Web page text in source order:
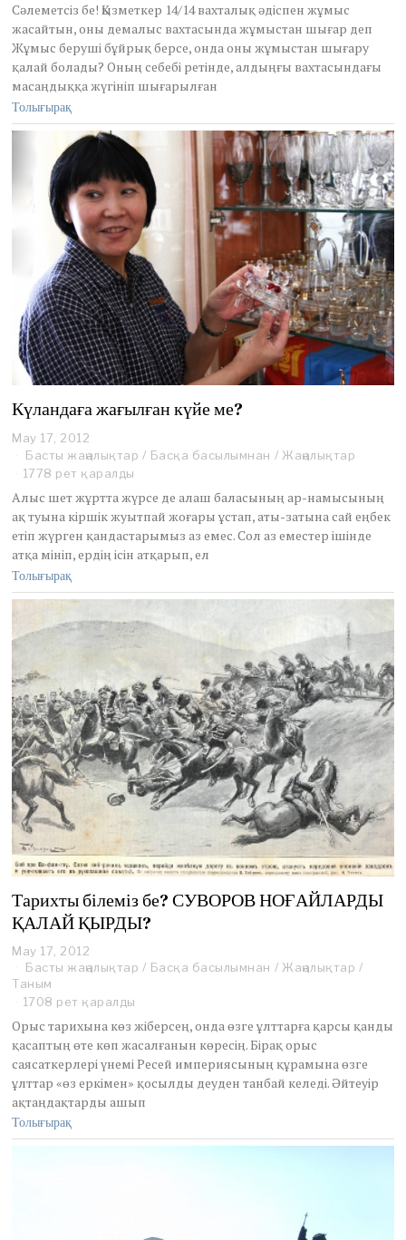
1
9
,
2
0
Сәлеметсіз бе! Қызметкер 14/14 вахталық әдіспен жұмыс
жасайтын, оны демалыс вахтасында жұмыстан шығар деп
Жұмыс беруші бұйрық берсе, онда оны жұмыстан шығару
қалай болады? Оның себебі ретінде, алдыңғы вахтасындағы
масаңдыққа жүгініп шығарылған
Толығырақ
Күландаға жағылған күйе ме?
May 17, 2012
a
y
7
,
2
0
Басты жаңалықтар / Басқа басылымнан / Жаңалықтар
1778 рет қаралды
Алыс шет жұртта жүрсе де алаш баласының ар-намысының
ақ туына кіршік жуытпай жоғары ұстап, аты-затына сай еңбек
етіп жүрген қандастарымыз аз емес. Сол аз еместер ішінде
атқа мініп, ердің ісін атқарып, ел
Толығырақ
Тарихты білеміз бе? СУВОРОВ НОҒАЙЛАРДЫ
ҚАЛАЙ ҚЫРДЫ?
May 17, 2012
a
1
,
2
0
1
2
Басты жаңалықтар / Басқа басылымнан / Жаңалықтар /
Таным
1708 рет қаралды
Орыс тарихына көз жіберсең, онда өзге ұлттарға қарсы қанды
қасаптың өте көп жасалғанын көресің. Бірақ орыс
саясаткерлері үнемі Ресей империясының құрамына өзге
ұлттар «өз еркімен» қосылды деуден танбай келеді. Әйтеуір
ақтаңдақтарды ашып
Толығырақ